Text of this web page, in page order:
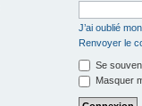
J’ai oublié
Renvoyer le
Se
Masquer